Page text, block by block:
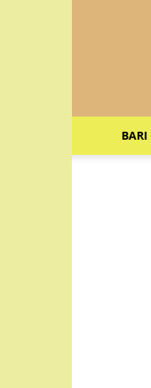
BARI